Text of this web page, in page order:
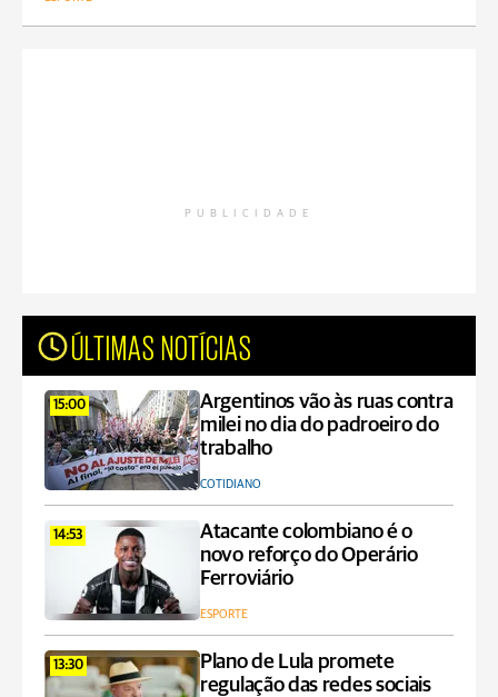
PUBLICIDADE
ÚLTIMAS NOTÍCIAS
15:00
Argentinos vão às ruas contra
milei no dia do padroeiro do
trabalho
COTIDIANO
14:53
Atacante colombiano é o
novo reforço do Operário
Ferroviário
ESPORTE
13:30
Plano de Lula promete
regulação das redes sociais